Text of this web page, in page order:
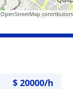
OpenStreetMap contributors
$ 20000/h